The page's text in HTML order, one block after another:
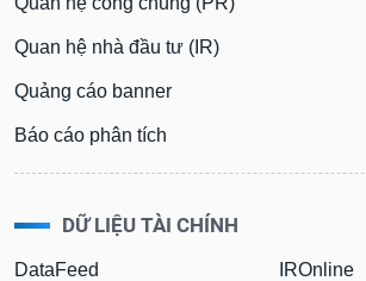
Quan hệ nhà đầu tư (IR)
Quảng cáo banner
Báo cáo phân tích
DỮ LIỆU TÀI CHÍNH
DataFeed
IROnline